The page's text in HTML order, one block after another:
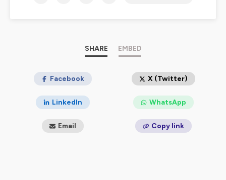
SHARE EMBED
Facebook X (Twitter)
LinkedIn WhatsApp
Email Copy link